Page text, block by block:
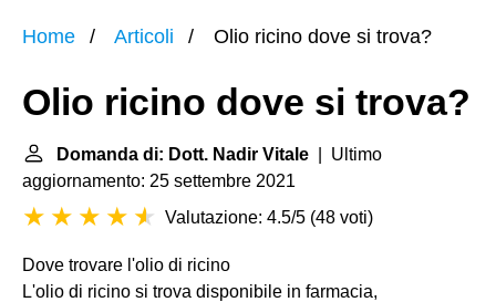
Home Articoli Olio ricino dove si trova?
Olio ricino dove si trova?
Domanda di: Dott. Nadir Vitale | Ultimo
aggiornamento: 25 settembre 2021
Valutazione: 4.5/5 (48 voti)
Dove trovare l'olio di ricino
L'olio di ricino si trova disponibile in farmacia,